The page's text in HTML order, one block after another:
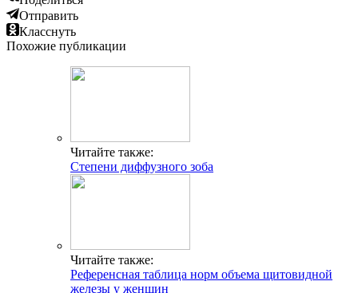
Отправить
Класснуть
Похожие публикации
Читайте также:
Степени диффузного зоба
Читайте также:
Референсная таблица норм объема щитовидной
железы у женщин